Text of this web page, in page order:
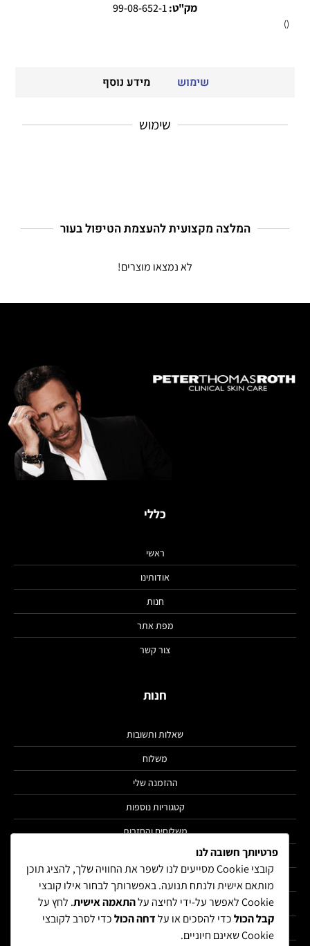
מק"ט:99-08-652-1
()
שימוש מידע נוסף
שימוש
המלצה מקצועית להעצמת הטיפול בעור
לא נמצאו מוצרים!
כללי
ראשי
אודותינו
חנות
מפת אתר
צור קשר
חנות
שאלות ותשובות
משלוח
ההזמנה שלי
קטגוריות נוספות
משלוחים והחזרות
תקנון
פרטיותך חשובה לנו
קובצי Cookie מסייעים לנו לשפר את החוויה שלך, להציג תוכן
מותאם אישית ולנתח תנועה. באפשרותך לבחור אילו קובצי
Cookie לאפשר על-ידי לחיצה על
התאמה אישית. לחץ על
קבל הכולכדי להסכים או עלדחה הכולכדי לסרב לקובצי
Cookie שאינם חיוניים.